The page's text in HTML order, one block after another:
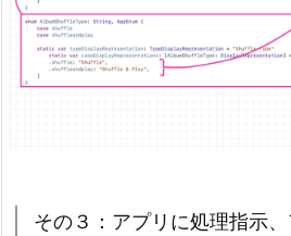
その３：アプリに処理指示